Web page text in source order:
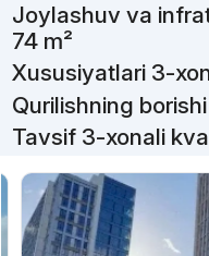
Joylashuv va
74 m²
Xususiyatlari 3-
Qurilishning
Tavsif 3-xonali